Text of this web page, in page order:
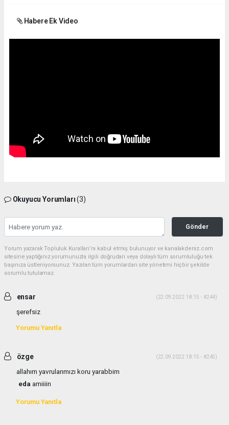
Habere Ek Video
Okuyucu Yorumları(3)
Gönder
Yorum yazarak Topluluk Kuralları’nı kabul etmiş bulunuyor ve kanalakdeniz.com
sitesine yaptığınız yorumunuzla ilgili doğrudan veya dolaylı tüm sorumluluğu tek
başınıza üstleniyorsunuz. Yazılan tüm yorumlardan site yönetimi hiçbir şekilde
sorumlu tutulamaz.
ensar (22.09.2022 18:15 - #244)
şerefsiz
Yorumu Yanıtla
özge (22.09.2022 18:15 - #245)
allahım yavrularımızı koru yarabbim
eda amiiiin
Yorumu Yanıtla